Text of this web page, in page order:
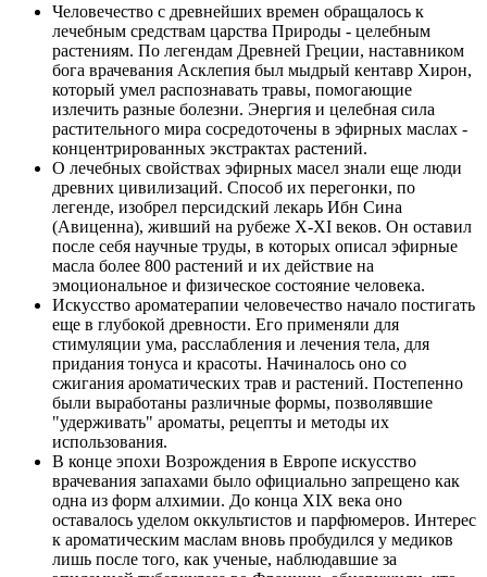
Человечество с древнейших времен обращалось к
лечебным средствам царства Природы - целебным
растениям. По легендам Древней Греции, наставником
бога врачевания Асклепия был мыдрый кентавр Хирон,
который умел распознавать травы, помогающие
излечить разные болезни. Энергия и целебная сила
растительного мира сосредоточены в эфирных маслах -
концентрированных экстрактах растений.
О лечебных свойствах эфирных масел знали еще люди
древних цивилизаций. Способ их перегонки, по
легенде, изобрел персидский лекарь Ибн Сина
(Авиценна), живший на рубеже X-XI веков. Он оставил
после себя научные труды, в которых описал эфирные
масла более 800 растений и их действие на
эмоциональное и физическое состояние человека.
Искусство ароматерапии человечество начало постигать
еще в глубокой древности. Его применяли для
стимуляции ума, расслабления и лечения тела, для
придания тонуса и красоты. Начиналось оно со
сжигания ароматических трав и растений. Постепенно
были выработаны различные формы, позволявшие
"удерживать" ароматы, рецепты и методы их
использования.
В конце эпохи Возрождения в Европе искусство
врачевания запахами было официально запрещено как
одна из форм алхимии. До конца XIX века оно
оставалось уделом оккультистов и парфюмеров. Интерес
к ароматическим маслам вновь пробудился у медиков
лишь после того, как ученые, наблюдавшие за